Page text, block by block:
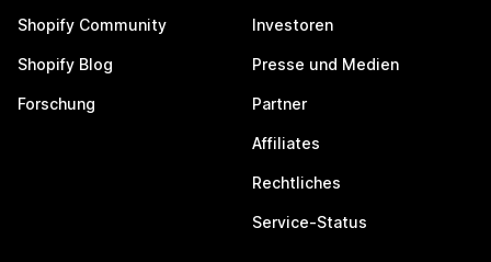
Shopify Community
Shopify Blog
Forschung
Investoren
Presse und Medien
Partner
Affiliates
Rechtliches
Service-Status